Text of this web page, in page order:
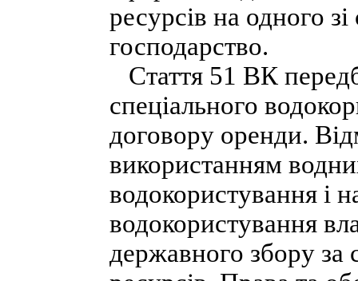
ресурсів на одного
господарство.
Стаття 51 ВК
спеціального
договору оренди.
використанням
водокористування і
водокористування
державного збору за